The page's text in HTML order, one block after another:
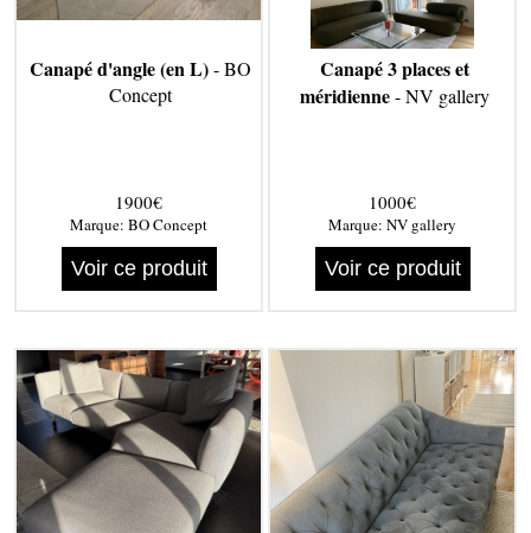
Canapé d'angle (en L)- BO
Concept
1900€
Marque: BO Concept
Voir ce produit
Canapé 3 places et
méridienne- NV gallery
1000€
Marque: NV gallery
Voir ce produit